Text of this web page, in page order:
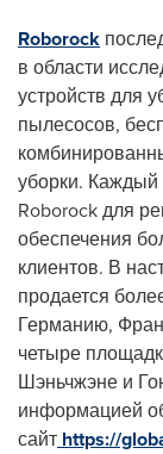
Roborock
в области
устройств для
пылесосов,
уборки. Каждый
Roborock для
обеспечения
клиентов. В
продается
Германию,
четыре
Шэньчжэне и
информацией
сайт https://